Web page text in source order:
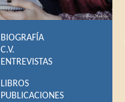
BIOGRAFÍA
C.V.
ENTREVISTAS
LIBROS
PUBLICACIONES